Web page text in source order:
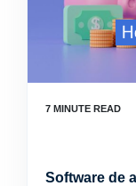
Software de